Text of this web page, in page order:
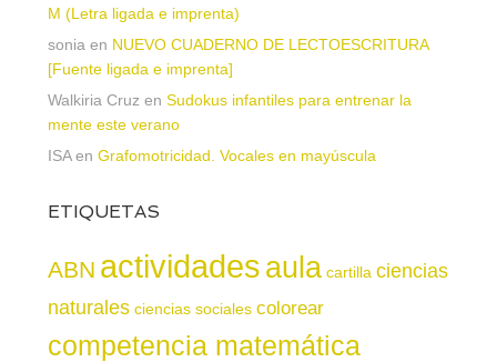
M (Letra ligada e imprenta)
sonia en NUEVO CUADERNO DE LECTOESCRITURA
[Fuente ligada e imprenta]
Walkiria Cruz en Sudokus infantiles para entrenar la
mente este verano
ISAen Grafomotricidad. Vocales en mayúscula
ETIQUETAS
ABN actividadesaula cartilla ciencias
naturales ciencias sociales colorear
competencia matemática